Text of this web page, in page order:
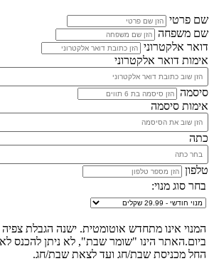
שם פרטי
שם משפחה
דואר אלקטרוני
אימות דואר אלקטרוני
סיסמה
אימות סיסמה
כתה
טלפון
בחר סוג מנוי:
ביום.האתר הינו "שומר שבת", לא ניתן להכנס
החל מכניסת שבת/חג ועד לצאת שבת/חג.